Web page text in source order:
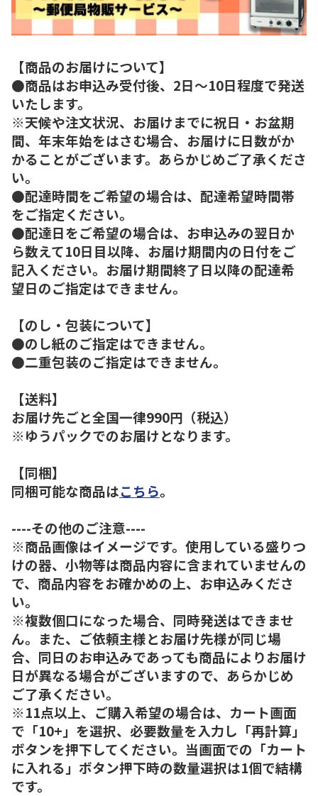
【商品のお届けについて】
●商品はお申込み受付後、2日～10日程度で発送
いたします。
※天候や注文状況、お届けまでに祝日・お盆期
間、年末年始をはさむ場合、お届けに日数がか
かることがございます。あらかじめご了承くださ
い。
●配達時間をご希望の場合は、配達希望時間帯
をご指定ください。
●配達日をご希望の場合は、お申込みの翌日か
ら数えて10日目以降、お届け期間内の日付をご
記入ください。お届け期間終了日以降の配達希
望日のご指定はできません。
【のし・包装について】
●のし紙のご指定はできません。
●二重包装のご指定はできません。
【送料】
お届け先ごと全国一律990円（税込）
※ゆうパックでのお届けとなります。
【同梱】
同梱可能な商品はこちら。
----その他のご注意----
※商品画像はイメージです。使用している盛りつ
けの器、小物等は商品内容に含まれていませんの
で、商品内容をお確かめの上、お申込みくださ
い。
※複数個口になった場合、同時発送はできませ
ん。また、ご依頼主様とお届け先様が同じ場
合、同日のお申込みであっても商品によりお届け
日が異なる場合がございますので、あらかじめ
ご了承ください。
※11点以上、ご購入希望の場合は、カート画面
で「10+」を選択、必要数量を入力し「再計算」
ボタンを押下してください。当画面での「カート
に入れる」ボタン押下時の数量選択は1個で結構
です。